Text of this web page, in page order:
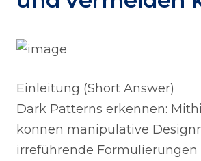
Einleitung (Short Answer)
Dark Patterns erkennen:
können manipulative
irreführende Formulierungen